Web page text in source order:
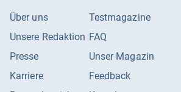
Über uns
Unsere Redaktion
Presse
Karriere
Testmagazine
FAQ
Unser Magazin
Feedback